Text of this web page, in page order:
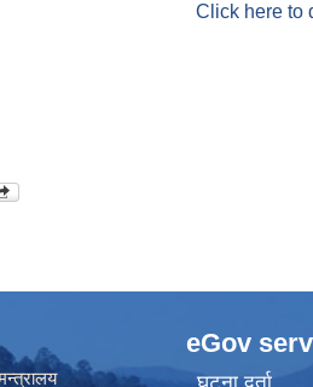
Click here to
eGov